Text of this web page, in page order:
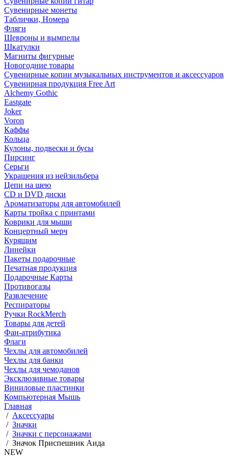
Сувенирные монеты
Таблички, Номера
Фляги
Шевроны и вымпелы
Шкатулки
Магниты фигурные
Новогодние товары
Сувенирные копии музыкальных инструментов и аксессуаров
Сувенирная продукция Free Art
Alchemy Gothic
Eastgate
Joker
Voron
Каффы
Кольца
Кулоны, подвески и бусы
Пирсинг
Серьги
Украшения из нейзильбера
Цепи на шею
CD и DVD диски
Ароматизаторы для автомобилей
Карты тройка с принтами
Коврики для мыши
Концертный мерч
Курящим
Линейки
Пакеты подарочные
Печатная продукция
Подарочные Карты
Противогазы
Развлечение
Респираторы
Ручки RockMerch
Товары для детей
Фан-атрибутика
Флаги
Чехлы для автомобилей
Чехлы для банки
Чехлы для чемоданов
Эксклюзивные товары
Виниловые пластинки
Компьютерная Мышь
Главная
/ Аксессуары
/ Значки
/ Значки с персонажами
/ Значок Приспешник Аида
NEW